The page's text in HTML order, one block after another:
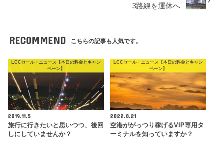
3路線を運休へ
RECOMMEND こちらの記事も人気です。
LCCセール・ニュース【本日の料金とキャン
ペーン】
2019.11.5
旅行に行きたいと思いつつ、後回
しにしていませんか？
LCCセール・ニュース【本日の料金とキャン
ペーン】
2022.8.21
空港ががっつり稼げるVIP専用タ
ーミナルを知っていますか？